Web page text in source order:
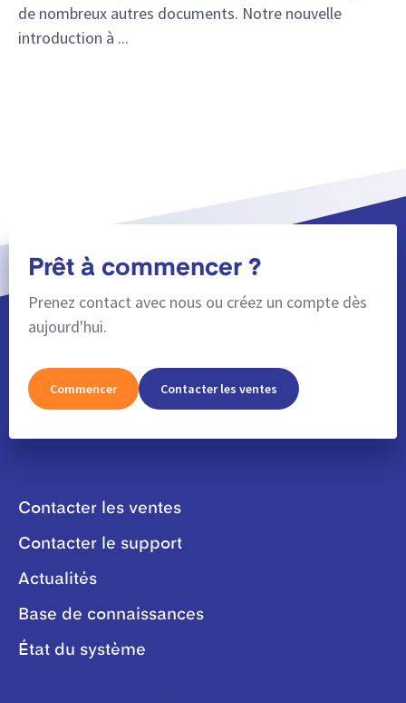
de nombreux autres documents. Notre nouvelle
introduction à ...
Prêt à commencer ?
Prenez contact avec nous ou créez un compte dès
aujourd'hui.
Commencer Contacter les ventes
Contacter les ventes
Contacter le support
Actualités
Base de connaissances
État du système